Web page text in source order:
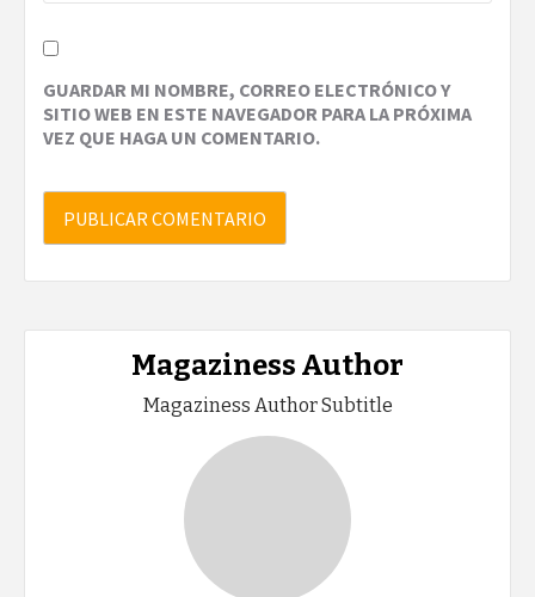
GUARDAR MI NOMBRE, CORREO ELECTRÓNICO Y
SITIO WEB EN ESTE NAVEGADOR PARA LA PRÓXIMA
VEZ QUE HAGA UN COMENTARIO.
Magaziness Author
Magaziness Author Subtitle